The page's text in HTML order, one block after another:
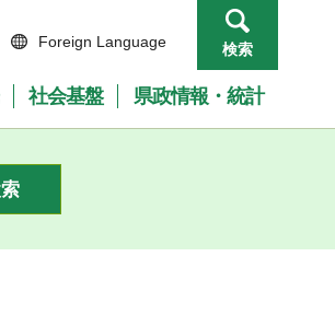
Foreign Language 検索
社会基盤 県政情報・統計